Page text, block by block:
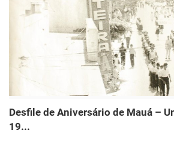
Desfile de Aniversário de Mauá –
19...